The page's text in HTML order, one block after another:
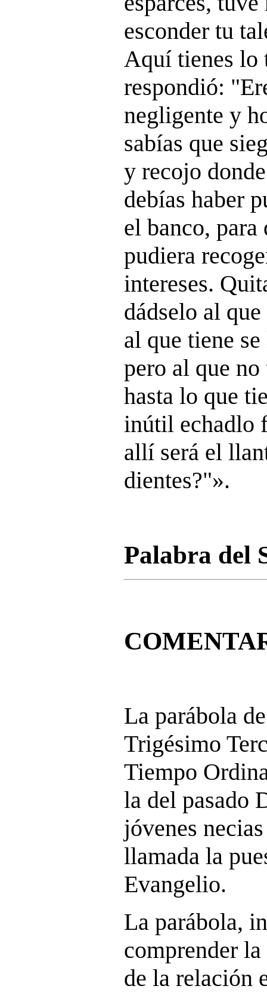
esconder tu
Aquí tienes lo
respondió:
negligente y
sabías que
y recojo
debías haber
el banco,
pudiera
intereses.
dádselo al
al que tiene
pero al que
hasta lo que
inútil echadlo
allí será el
dientes?"».
Palabra del
La parábola
Trigésimo
Tiempo
la del pasado
jóvenes
llamada la
Evangelio.
La parábola,
comprender
de la relación